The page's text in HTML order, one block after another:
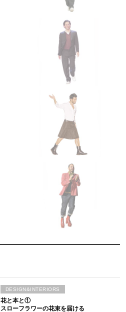
花と本と①
スローフラワーの花束を届ける
DESIGN&INTERIORS